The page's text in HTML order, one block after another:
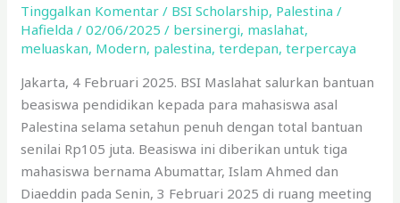
Tinggalkan Komentar / BSI Scholarship, Palestina /
Hafielda/02/06/2025/ bersinergi, maslahat,
meluaskan, Modern, palestina,terdepan,terpercaya
Jakarta, 4 Februari 2025. BSI Maslahat salurkan bantuan
beasiswa pendidikan kepada para mahasiswa asal
Palestina selama setahun penuh dengan total bantuan
senilai Rp105 juta. Beasiswa ini diberikan untuk tiga
mahasiswa bernama Abumattar, Islam Ahmed dan
Diaeddin pada Senin, 3 Februari 2025 di ruang meeting